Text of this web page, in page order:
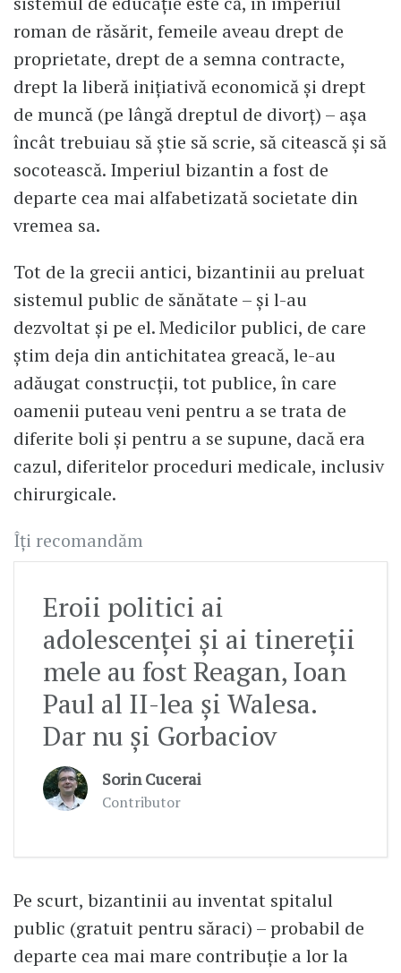
roman de răsărit, femeile aveau drept de
proprietate, drept de a semna contracte,
drept la liberă inițiativă economică și drept
de muncă (pe lângă dreptul de divorț) – așa
încât trebuiau să știe să scrie, să citească și să
socotească. Imperiul bizantin a fost de
departe cea mai alfabetizată societate din
vremea sa.
Tot de la grecii antici, bizantinii au preluat
sistemul public de sănătate – și l-au
dezvoltat și pe el. Medicilor publici, de care
știm deja din antichitatea greacă, le-au
adăugat construcții, tot publice, în care
oamenii puteau veni pentru a se trata de
diferite boli și pentru a se supune, dacă era
cazul, diferitelor proceduri medicale, inclusiv
chirurgicale.
Îți recomandăm
Eroii politici ai
adolescenței și ai tinereții
mele au fost Reagan, Ioan
Paul al II-lea și Walesa.
Dar nu și Gorbaciov
Sorin Cucerai
Contributor
Pe scurt, bizantinii au inventat spitalul
public (gratuit pentru săraci) – probabil de
departe cea mai mare contribuție a lor la